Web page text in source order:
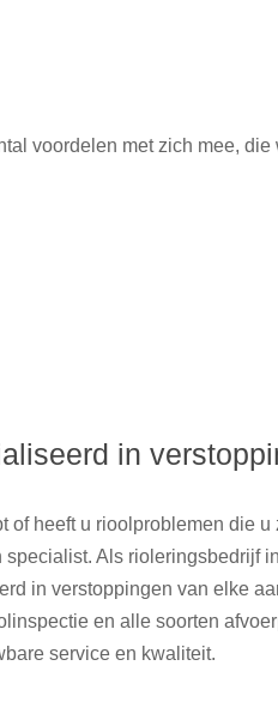
voordelen met zich mee,
in
of heeft u rioolproblemen die
specialist. Als rioleringsbedrijf
in verstoppingen van elke
en alle soorten
service en kwaliteit.